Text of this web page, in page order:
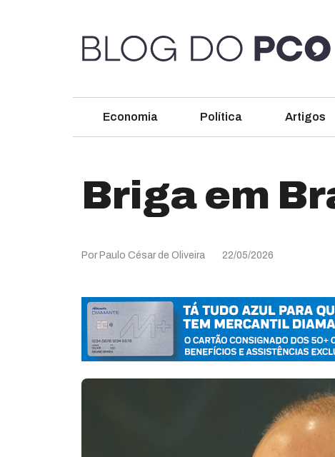
Economia Política Artigos
Briga em
Por Paulo César de Oliveira 22/05/2026